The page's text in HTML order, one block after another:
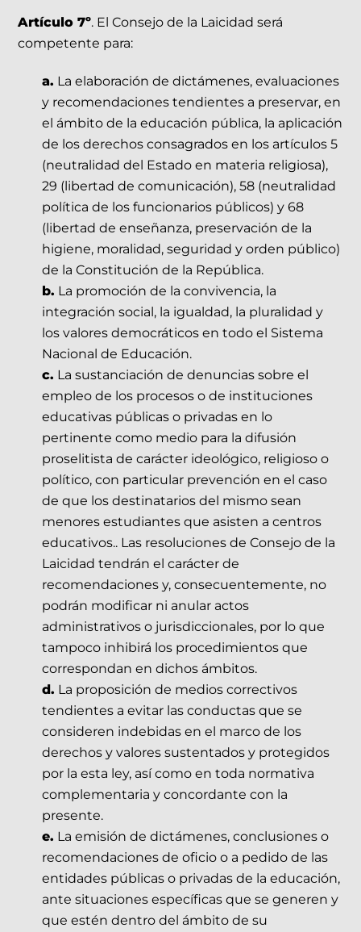
Artículo 7º. El Consejo de la Laicidad será
competente para:
a. La elaboración de dictámenes, evaluaciones
y recomendaciones tendientes a preservar, en
el ámbito de la educación pública, la aplicación
de los derechos consagrados en los artículos 5
(neutralidad del Estado en materia religiosa),
29 (libertad de comunicación), 58 (neutralidad
política de los funcionarios públicos) y 68
(libertad de enseñanza, preservación de la
higiene, moralidad, seguridad y orden público)
de la Constitución de la República.
b. La promoción de la convivencia, la
integración social, la igualdad, la pluralidad y
los valores democráticos en todo el Sistema
Nacional de Educación.
c. La sustanciación de denuncias sobre el
empleo de los procesos o de instituciones
educativas públicas o privadas en lo
pertinente como medio para la difusión
proselitista de carácter ideológico, religioso o
político, con particular prevención en el caso
de que los destinatarios del mismo sean
menores estudiantes que asisten a centros
educativos.. Las resoluciones de Consejo de la
Laicidad tendrán el carácter de
recomendaciones y, consecuentemente, no
podrán modificar ni anular actos
administrativos o jurisdiccionales, por lo que
tampoco inhibirá los procedimientos que
correspondan en dichos ámbitos.
d. La proposición de medios correctivos
tendientes a evitar las conductas que se
consideren indebidas en el marco de los
derechos y valores sustentados y protegidos
por la esta ley, así como en toda normativa
complementaria y concordante con la
presente.
e. La emisión de dictámenes, conclusiones o
recomendaciones de oficio o a pedido de las
entidades públicas o privadas de la educación,
ante situaciones específicas que se generen y
que estén dentro del ámbito de su